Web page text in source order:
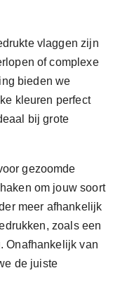
vlaggen zijn
of complexe
bieden we
kleuren perfect
bij grote
gezoomde
om jouw soort
meer afhankelijk
zoals een
Onafhankelijk van
de juiste